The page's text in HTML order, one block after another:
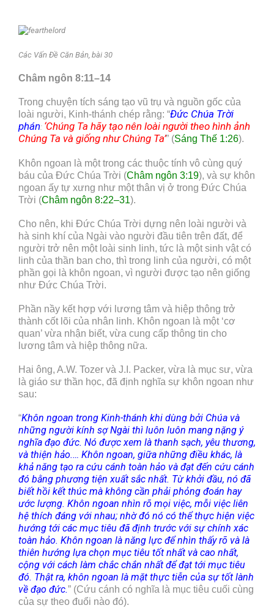
Các Vấn Đề Căn Bản, bài 30
Châm ngôn 8:11–14
Trong chuyện tích sáng tạo vũ trụ và nguồn gốc của
loài người, Kinh-thánh chép rằng: “Đức Chúa Trời
phán: ‘Chúng Ta hãy tạo nên loài người theo hình ảnh
Chúng Ta và giống như Chúng Ta’” (Sáng Thế 1:26).
Khôn ngoan là một trong các thuộc tính vô cùng quý
báu của Đức Chúa Trời (Châm ngôn 3:19), và sự khôn
ngoan ấy tự xưng như một thân vị ở trong Đức Chúa
Trời (Châm ngôn 8:22–31).
Cho nên, khi Đức Chúa Trời dựng nên loài người và
hà sinh khí của Ngài vào người đầu tiên trên đất, để
người trở nên một loài sinh linh, tức là một sinh vật có
linh của thần ban cho, thì trong linh của người, có một
phần gọi là khôn ngoan, vì người được tạo nên giống
như Đức Chúa Trời.
Phần nầy kết hợp với lương tâm và hiệp thông trở
thành cốt lõi của nhân linh. Khôn ngoan là một ‘cơ
quan’ vừa nhận biết, vừa cung cấp thông tin cho
lương tâm và hiệp thông nữa.
Hai ông, A.W. Tozer và J.I. Packer, vừa là mục sư, vừa
là giáo sư thần học, đã định nghĩa sự khôn ngoan như
sau:
“Khôn ngoan trong Kinh-thánh khi dùng bởi Chúa và
những người kính sợ Ngài thì luôn luôn mang nặng ý
nghĩa đạo đức. Nó được xem là thanh sạch, yêu thương,
và thiện hảo.… Khôn ngoan, giữa những điều khác, là
khả năng tạo ra cứu cánh toàn hảo và đạt đến cứu cánh
đó bằng phương tiện xuất sắc nhất. Từ khởi đầu, nó đã
biết hồi kết thúc mà không cần phải phỏng đoán hay
ước lượng. Khôn ngoan nhìn rõ mọi việc, mỗi việc liên
hệ thích đáng với nhau; nhờ đó nó có thể thực hiện việc
hướng tới các mục tiêu đã định trước với sự chính xác
toàn hảo. Khôn ngoan là năng lực để nhìn thấy rõ và là
thiên hướng lựa chọn mục tiêu tốt nhất và cao nhất,
cộng với cách làm chắc chắn nhất để đạt tới mục tiêu
đó. Thật ra, khôn ngoan là mặt thực tiễn của sự tốt lành
về đạo đức.” (Cứu cánh có nghĩa là mục tiêu cuối cùng
của sự theo đuổi nào đó).